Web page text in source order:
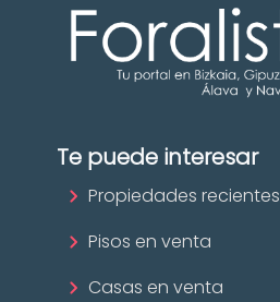
Te puede interesar
Propiedades recientes
Pisos en venta
Casas en venta